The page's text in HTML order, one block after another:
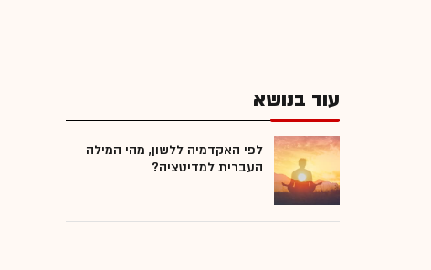
עוד בנושא
לפי האקדמיה ללשון, מהי המילה
העברית למדיטציה?